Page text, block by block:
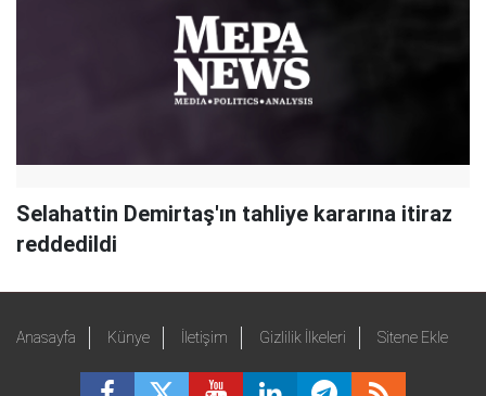
Selahattin Demirtaş'ın tahliye kararına itiraz
reddedildi
Anasayfa Künye İletişim Gizlilik İlkeleri Sitene Ekle